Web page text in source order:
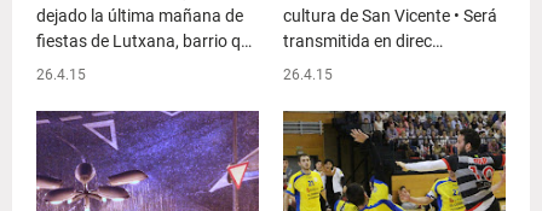
dejado la última mañana de
fiestas de Lutxana, barrio q…
26.4.15
cultura de San Vicente • Será
transmitida en direc…
26.4.15